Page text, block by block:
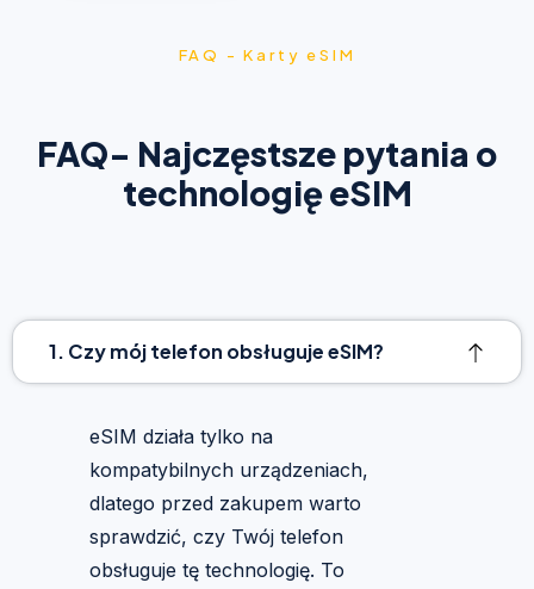
FAQ - Karty eSIM
FAQ- Najczęstsze pytania o
technologię eSIM
1. Czy mój telefon obsługuje eSIM?
eSIM działa tylko na
kompatybilnych urządzeniach,
dlatego przed zakupem warto
sprawdzić, czy Twój telefon
obsługuje tę technologię. To